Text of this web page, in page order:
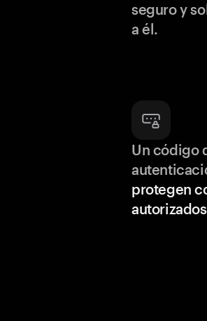
seguro y
a él.
Un código
protegen
autorizados